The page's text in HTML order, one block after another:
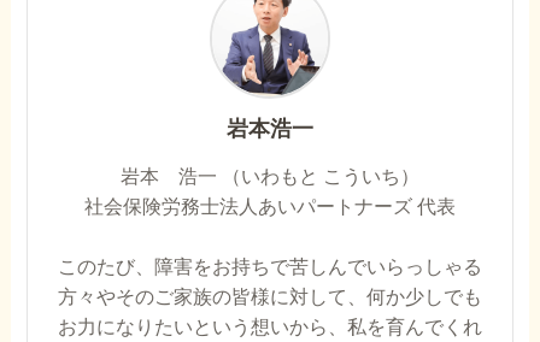
岩本浩一
岩本 浩一 （いわもと こういち）
社会保険労務士法人あいパートナーズ 代表
このたび、障害をお持ちで苦しんでいらっしゃる
方々やそのご家族の皆様に対して、何か少しでも
お力になりたいという想いから、私を育んでくれ